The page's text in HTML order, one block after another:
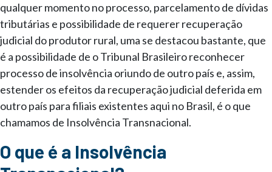
qualquer momento no processo, parcelamento de dívidas
tributárias e possibilidade de requerer recuperação
judicial do produtor rural, uma se destacou bastante, que
é a possibilidade de o Tribunal Brasileiro reconhecer
processo de insolvência oriundo de outro país e, assim,
estender os efeitos da recuperação judicial deferida em
outro país para filiais existentes aqui no Brasil, é o que
chamamos de Insolvência Transnacional.
O que é a Insolvência